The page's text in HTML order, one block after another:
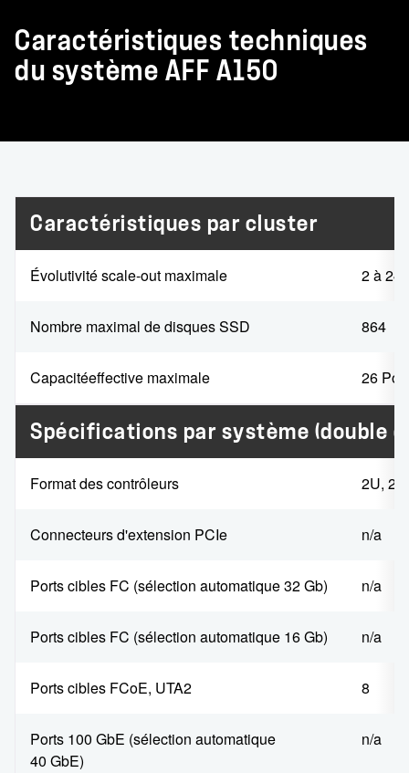
Caractéristiques techniques
du système AFF A150
Caractéristiques par cluster
Évolutivité scale-out maximale 2 à 24
Nombre maximal de disques SSD 864
Capacitéeffective maximale 26 Po
Spécifications par système (double
Format des contrôleurs 2U, 24
Connecteurs d'extension PCIe n/a
Ports cibles FC (sélection automatique 32 Gb) n/a
Ports cibles FC (sélection automatique 16 Gb) n/a
Ports cibles FCoE, UTA2 8
Ports 100 GbE (sélection automatique
40 GbE)
n/a